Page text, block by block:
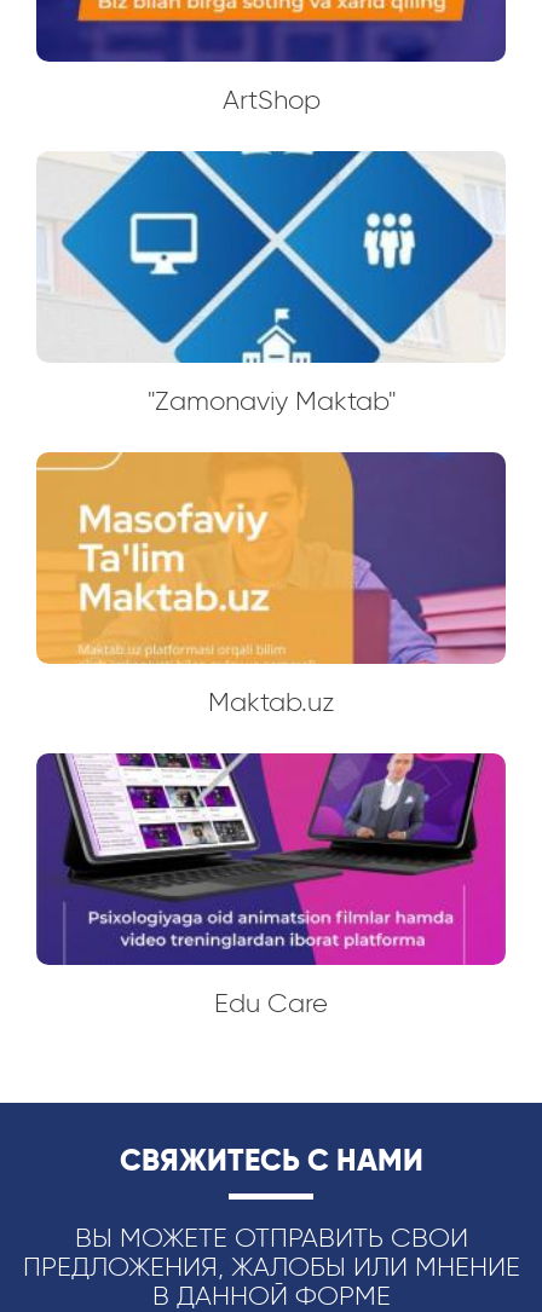
ArtShop
"Zamonaviy Maktab"
Maktab.uz
Edu Care
СВЯЖИТЕСЬ С НАМИ
ВЫ МОЖЕТЕ ОТПРАВИТЬ СВОИ
ПРЕДЛОЖЕНИЯ, ЖАЛОБЫ ИЛИ МНЕНИЕ
В ДАННОЙ ФОРМЕ